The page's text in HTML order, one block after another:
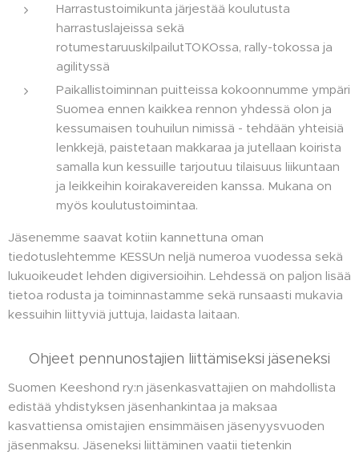
Harrastustoimikunta järjestää koulutusta
harrastuslajeissa sekä
rotumestaruuskilpailutTOKOssa, rally-tokossa ja
agilityssä
Paikallistoiminnan puitteissa kokoonnumme ympäri
Suomea ennen kaikkea rennon yhdessä olon ja
kessumaisen touhuilun nimissä - tehdään yhteisiä
lenkkejä, paistetaan makkaraa ja jutellaan koirista
samalla kun kessuille tarjoutuu tilaisuus liikuntaan
ja leikkeihin koirakavereiden kanssa. Mukana on
myös koulutustoimintaa.
Jäsenemme saavat kotiin kannettuna oman
tiedotuslehtemme KESSUn neljä numeroa vuodessa sekä
lukuoikeudet lehden digiversioihin. Lehdessä on paljon lisää
tietoa rodusta ja toiminnastamme sekä runsaasti mukavia
kessuihin liittyviä juttuja, laidasta laitaan.
Ohjeet pennunostajien liittämiseksi jäseneksi
Suomen Keeshond ry:n jäsenkasvattajien on mahdollista
edistää yhdistyksen jäsenhankintaa ja maksaa
kasvattiensa omistajien ensimmäisen jäsenyysvuoden
jäsenmaksu. Jäseneksi liittäminen vaatii tietenkin